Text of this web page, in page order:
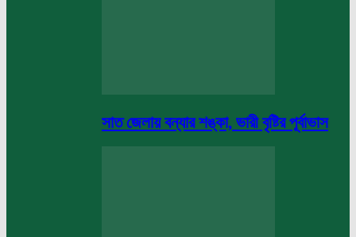
সাত জেলায় বন্যার শঙ্কা, ভারী বৃষ্টির পূর্বাভাস